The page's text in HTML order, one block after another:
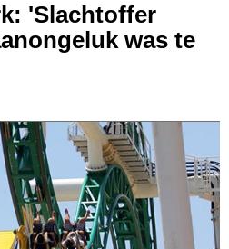
'Slachtoffer
was te